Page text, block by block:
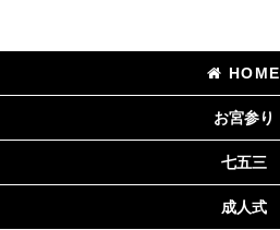
HOME
お宮参り
七五三
成人式